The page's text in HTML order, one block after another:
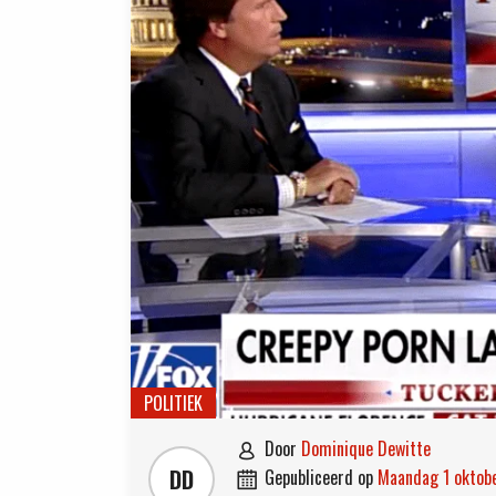
POLITIEK
DD
 door Dominique Dewitte
 gepubliceerd op maandag 1